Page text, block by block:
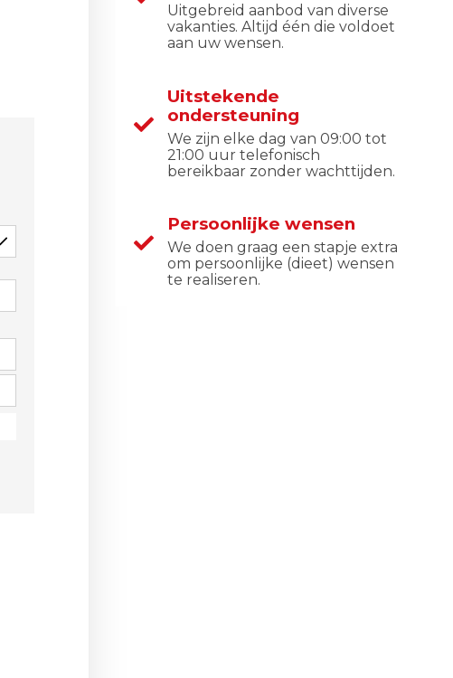
Uitgebreid aanbod van diverse
vakanties. Altijd één die voldoet
aan uw wensen.
Uitstekende
ondersteuning
We zijn elke dag van 09:00 tot
21:00 uur telefonisch
bereikbaar zonder wachttijden.
Persoonlijke wensen
We doen graag een stapje extra
om persoonlijke (dieet) wensen
te realiseren.